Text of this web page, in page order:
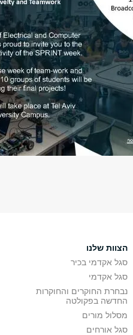
הצוות שלנו
סגל אקדמי בכיר
סגל אקדמי
נבחרת החוקרים והחוקרות
החדשה בפקולטה
מסלול מורים
סגל אורחים